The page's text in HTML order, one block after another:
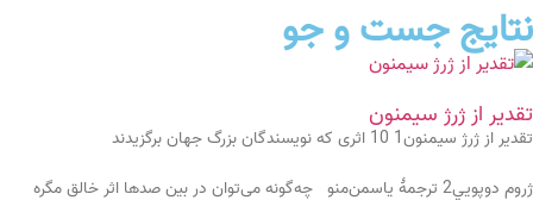
نتایج جست و جو
تقدير از ژرژ سيمنون
تقدير از ژرژ سيمنون1 10 اثری كه نويسندگان بزرگ جهان برگزيدند
ژروم دوپويي2 ترجمۀ ياسمن‌منو چه‌گونه می‌توان در بين صدها اثر خالق مگره